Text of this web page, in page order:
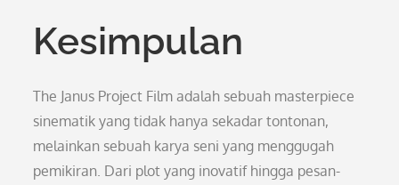
Kesimpulan
The Janus Project Film adalah sebuah masterpiece
sinematik yang tidak hanya sekadar tontonan,
melainkan sebuah karya seni yang menggugah
pemikiran. Dari plot yang inovatif hingga pesan-